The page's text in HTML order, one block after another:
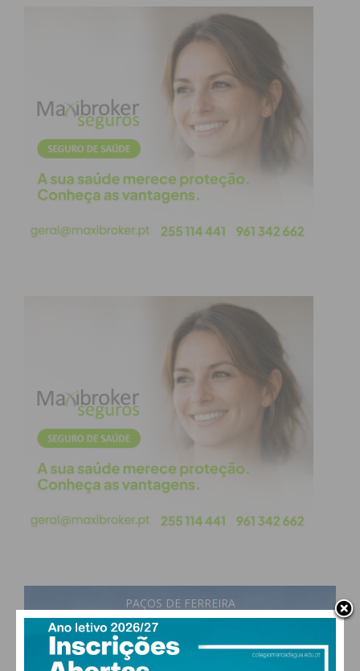
localizações geográficas, assim como o reforço da
resposta nas unidades atualmente existentes.
Além do investimento em Santa Maria da Feira, o
Grupo adquiriu no final do ano passado o Hospital
Monsanto, abriu o Hospital Lusíadas Vilamoura
este ano, e reforçou a oferta da medicina dentária
com a abertura das Clínicas HeyDoc, após a
aquisição das Clínicas Dr. Well’s.
Além do investimento anunciado no Hospital
Lusíadas Paços de Ferreira, o Grupo está também
Este plano visa atender às necessidades clínicas dos
portugueses e, consequentemente, reduzir as
assimetrias regionais no acesso da população aos
cuidados de saúde.
Subscreva a newsletter do
Imediato
atualizada.
PAÇOS DE FERREIRA
25°
61% humidade